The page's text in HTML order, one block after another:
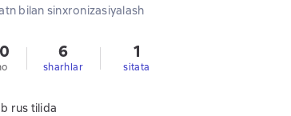
bilan sinxronizasiyalash
6
sharhlar
1
sitata
rus tilida